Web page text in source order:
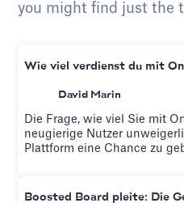
you might find just the
Wie viel verdienst du mit
David Marin
Die Frage, wie viel Sie mit
neugierige Nutzer
Plattform eine Chance zu
Boosted Board pleite: Die